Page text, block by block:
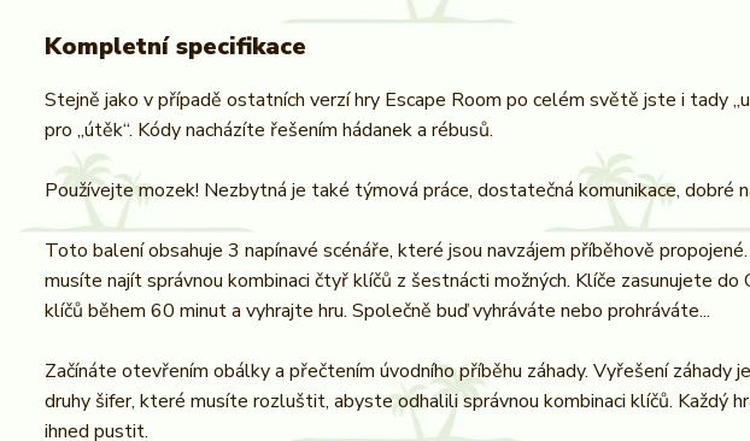
Kompletní specifikace
Stejně jako v případě ostatních verzí hry Escape Room po celém světě jste i tady
pro „útěk“. Kódy nacházíte řešením hádanek a rébusů.
Používejte mozek! Nezbytná je také týmová práce, dostatečná komunikace, dobré
Toto balení obsahuje 3 napínavé scénáře, které jsou navzájem příběhově
musíte najít správnou kombinaci čtyř klíčů z šestnácti možných. Klíče zasunujete
klíčů během 60 minut a vyhrajte hru. Společně buď vyhráváte nebo prohráváte...
Začínáte otevřením obálky a přečtením úvodního příběhu záhady. Vyřešení záhady
druhy šifer, které musíte rozluštit, abyste odhalili správnou kombinaci klíčů. Každý
ihned pustit.